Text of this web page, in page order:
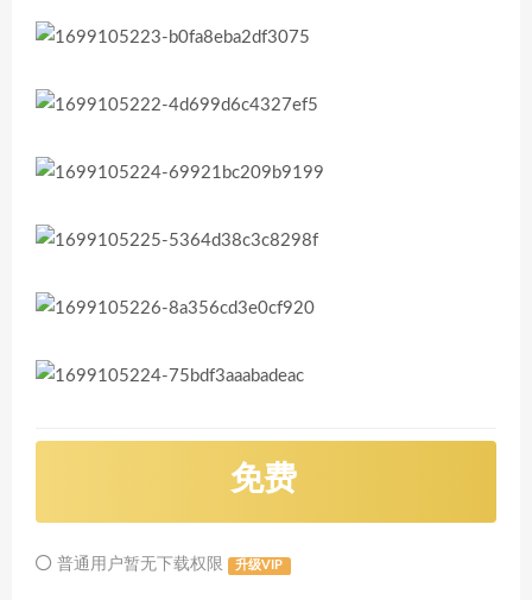
免费
普通用户暂无下载权限 升级VIP